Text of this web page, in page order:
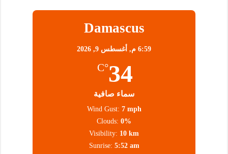
Damascus
6:59 م, أغسطس 9, 2026
34
°C
سماء صافية
Wind Gust: 7 mph
Clouds: 0%
Visibility: 10 km
Sunrise: 5:52 am